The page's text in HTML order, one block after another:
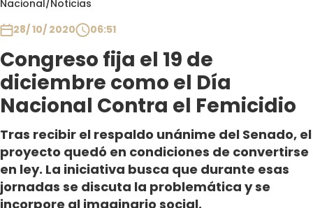
Nacional/Noticias
28/ 10/ 2020
06:51
Congreso fija el 19 de
diciembre como el Día
Nacional Contra el Femicidio
Tras recibir el respaldo unánime del Senado, el
proyecto quedó en condiciones de convertirse
en ley. La iniciativa busca que durante esas
jornadas se discuta la problemática y se
incorpore al imaginario social.
Club De La Comedia
Contigo en Directo
Plan Perfecto
El Tiempo
Sabingo
Todos Los Programas